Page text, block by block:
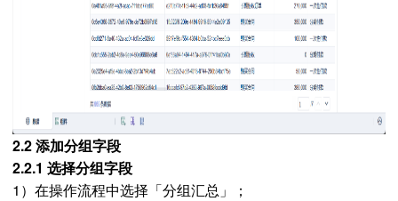
2.2 添加分组字段
2.2.1 选择分组字段
1）在操作流程中选择「分组汇总」；